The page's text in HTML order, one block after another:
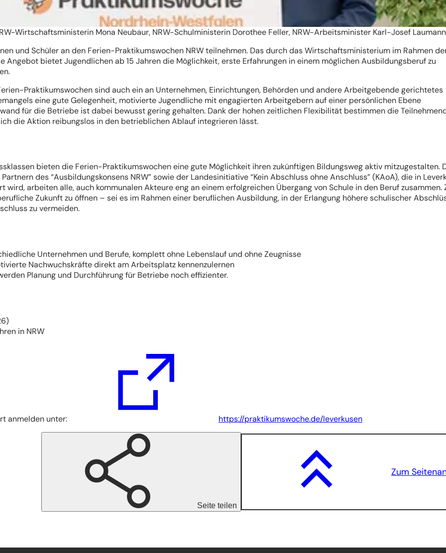
Wirtschaftsministerin Mona Neubaur, NRW-Schulministerin Dorothee Feller, NRW-Arbeitsminister Karl-Josef Laumann
und Schüler an den Ferien-Praktikumswochen NRW teilnehmen. Das durch das Wirtschaftsministerium im Rahmen
Angebot bietet Jugendlichen ab 15 Jahren die Möglichkeit, erste Erfahrungen in einem möglichen Ausbildungsberuf zu
Praktikumswochen sind auch ein an Unternehmen, Einrichtungen, Behörden und andere Arbeitgebende gerichtetes
eine gute Gelegenheit, motivierte Jugendliche mit engagierten Arbeitgebern auf einer persönlichen Ebene
für die Betriebe ist dabei bewusst gering gehalten. Dank der hohen zeitlichen Flexibilität bestimmen die
die Aktion reibungslos in den betrieblichen Ablauf integrieren lässt.
bieten die Ferien-Praktikumswochen eine gute Möglichkeit ihren zukünftigen Bildungsweg aktiv mitzugestalten.
des “Ausbildungskonsens NRW” sowie der Landesinitiative “Kein Abschluss ohne Anschluss” (KAoA), die in
wird, arbeiten alle, auch kommunalen Akteure eng an einem erfolgreichen Übergang von Schule in den Beruf zusammen.
Zukunft zu öffnen – sei es im Rahmen einer beruflichen Ausbildung, in der Erlangung höhere schulischer
zu vermeiden.
Unternehmen und Berufe, komplett ohne Lebenslauf und ohne Zeugnisse
Nachwuchskräfte direkt am Arbeitsplatz kennenzulernen
Planung und Durchführung für Betriebe noch effizienter.
in NRW
anmelden unter: https://praktikumswoche.de/leverkusen
Seite teilen
Zum